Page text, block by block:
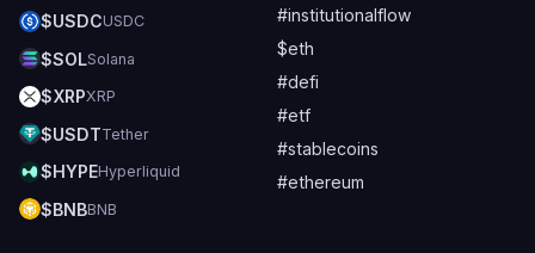
$USDCUSDC
$SOLSolana
$XRPXRP
$USDTTether
$HYPEHyperliquid
$BNBBNB
#institutionalflow
$eth
#defi
#etf
#stablecoins
#ethereum